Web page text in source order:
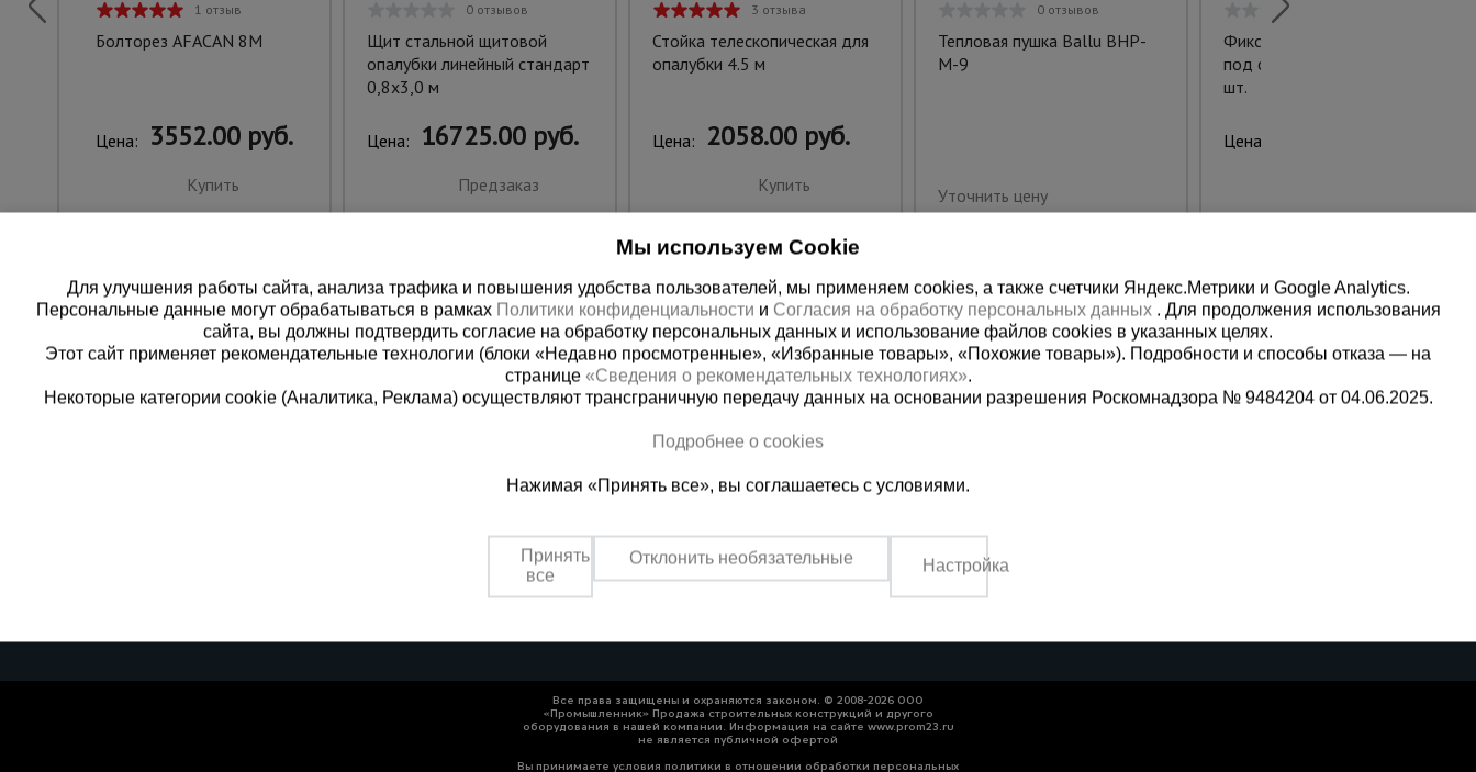
1 отзыв
Болторез AFACAN 8M
Цена: 3552.00 руб.
Купить
0 отзывов
Щит стальной щитовой
опалубки линейный стандарт
0,8x3,0 м
Цена: 16725.00 руб.
Предзаказ
3 отзыва
Стойка телескопическая для
опалубки 4.5 м
Цена: 2058.00 руб.
Купить
0 отзывов
Тепловая пушка Ballu BHP-
M-9
Уточнить цену
Фиксатор арматуры стульчик
под сыпучий грунт ФС 50 250
шт.
Цена:
8 (800) 200-25-90
бесплатно по России
+7 (861) 225-00-90
Пн-Пт: с 8:00 до 17:00,
Все права защищены и охраняются законом. © 2008-2026 ООО
«Промышленник» Продажа строительных конструкций и другого
оборудования в нашей компании. Информация на сайте www.prom23.ru
не является публичной офертой
Вы принимаете условия политики в отношении обработки персональных
Мы используем Cookie
Для улучшения работы сайта, анализа трафика и повышения удобства пользователей, мы применяем cookies, а также счетчики Яндекс.Метрики и Google Analytics.
Персональные данные могут обрабатываться в рамках Политики конфиденциальности и Согласия на обработку персональных данных . Для продолжения использования
сайта, вы должны подтвердить согласие на обработку персональных данных и использование файлов cookies в указанных целях.
Этот сайт применяет рекомендательные технологии (блоки «Недавно просмотренные», «Избранные товары», «Похожие товары»). Подробности и способы отказа — на
странице «Сведения о рекомендательных технологиях».
Некоторые категории cookie (Аналитика, Реклама) осуществляют трансграничную передачу данных на основании разрешения Роскомнадзора № 9484204 от 04.06.2025.
Подробнее о cookies
Нажимая «Принять все», вы соглашаетесь с условиями.
Принять
все
Отклонить необязательные Настройка